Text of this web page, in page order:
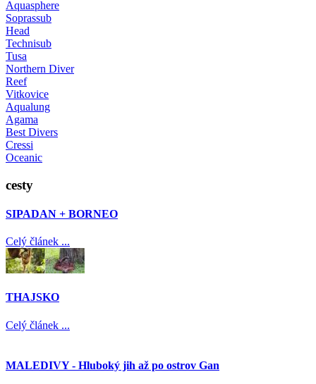
Aquasphere
Soprassub
Head
Technisub
Tusa
Northern Diver
Reef
Vitkovice
Aqualung
Agama
Best Divers
Cressi
Oceanic
cesty
SIPADAN + BORNEO
Celý článek ...
THAJSKO
Celý článek ...
MALEDIVY - Hluboký jih až po ostrov Gan